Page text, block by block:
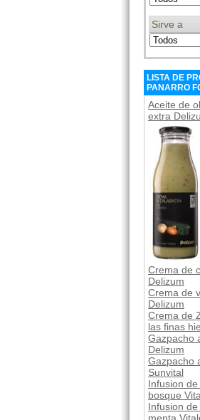
Sirve a
LISTA DE
PANARRO
Aceite de
extra
Crema de
Delizum
Crema de
Delizum
Crema de
las finas
Gazpacho
Delizum
Gazpacho
Sunvital
Infusion
bosque
Infusion